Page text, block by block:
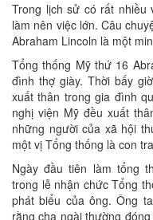
Trong lịch sử có rất nhiều
làm nên việc lớn. Câu
Abraham Lincoln là một
Tổng thống Mỹ thứ 16
đình thợ giày. Thời bấy
xuất thân trong gia đình
nghị viện Mỹ đều xuất
những người của xã hội
một vị Tổng thống là con
Ngày đầu tiên làm tổng
trong lễ nhận chức Tổng
phát biểu của ông. Ông
rằng cha ngài thường